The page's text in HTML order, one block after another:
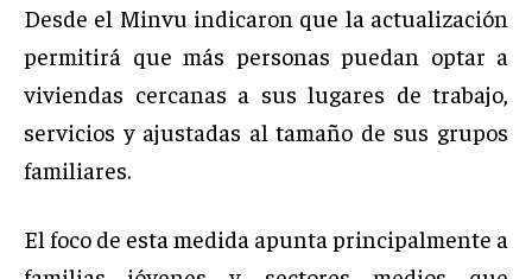
Desde el Minvu indicaron que la actualización
permitirá que más personas puedan optar a
viviendas cercanas a sus lugares de trabajo,
servicios y ajustadas al tamaño de sus grupos
familiares.
El foco de esta medida apunta principalmente a